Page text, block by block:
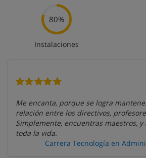
80%
Instalaciones
Me encanta, porque se logra
relación entre los directivos,
Simplemente, encuentras maestros,
toda la vida.
Carrera Tecnología en